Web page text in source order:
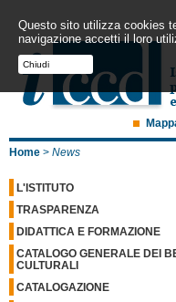
Questo sito utilizza cookies
navigazione accetti il loro
Chiudi
Home > News
L'ISTITUTO
TRASPARENZA
DIDATTICA E FORMAZIONE
CATALOGO GENERALE DEI
CULTURALI
CATALOGAZIONE